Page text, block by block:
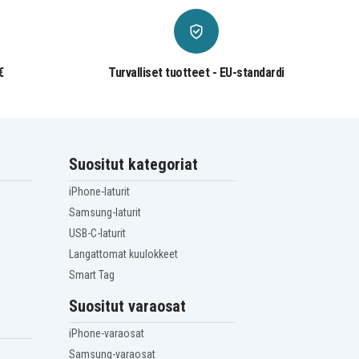
Turvalliset tuotteet - EU-standardi
Suositut kategoriat
iPhone-laturit
Samsung-laturit
USB-C-laturit
Langattomat kuulokkeet
Smart Tag
Suositut varaosat
iPhone-varaosat
Samsung-varaosat